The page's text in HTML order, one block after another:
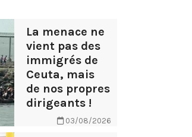
La menace ne
vient pas des
immigrés de
Ceuta, mais
de nos propres
dirigeants !
03/08/2026